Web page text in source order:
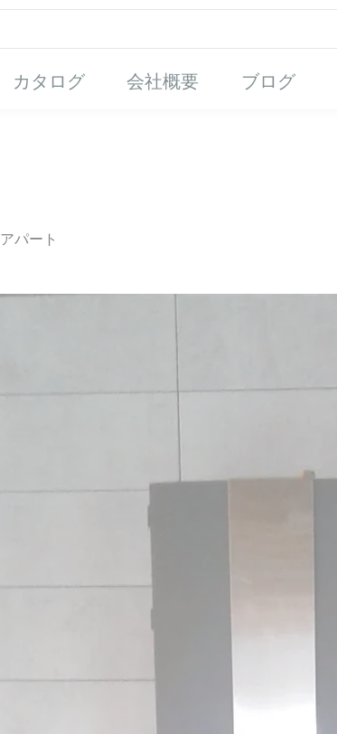
カタログ 会社概要 ブログ
アパート